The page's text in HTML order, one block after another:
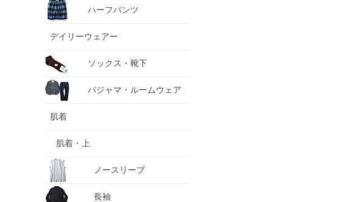
ハーフパンツ
デイリーウェアー
ソックス・靴下
パジャマ・ルームウェア
肌着
肌着・上
ノースリーブ
長袖